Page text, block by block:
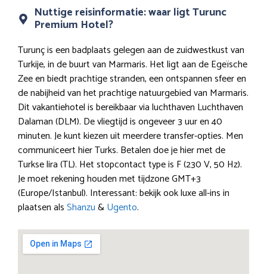
Nuttige reisinformatie: waar ligt Turunc
Premium Hotel?
Turunç is een badplaats gelegen aan de zuidwestkust van
Turkije, in de buurt van Marmaris. Het ligt aan de Egeïsche
Zee en biedt prachtige stranden, een ontspannen sfeer en
de nabijheid van het prachtige natuurgebied van Marmaris.
Dit vakantiehotel is bereikbaar via luchthaven Luchthaven
Dalaman (DLM). De vliegtijd is ongeveer 3 uur en 40
minuten. Je kunt kiezen uit meerdere transfer-opties. Men
communiceert hier Turks. Betalen doe je hier met de
Turkse lira (TL). Het stopcontact type is F (230 V, 50 Hz).
Je moet rekening houden met tijdzone GMT+3
(Europe/Istanbul). Interessant: bekijk ook luxe all-ins in
plaatsen alsShanzu&Ugento.